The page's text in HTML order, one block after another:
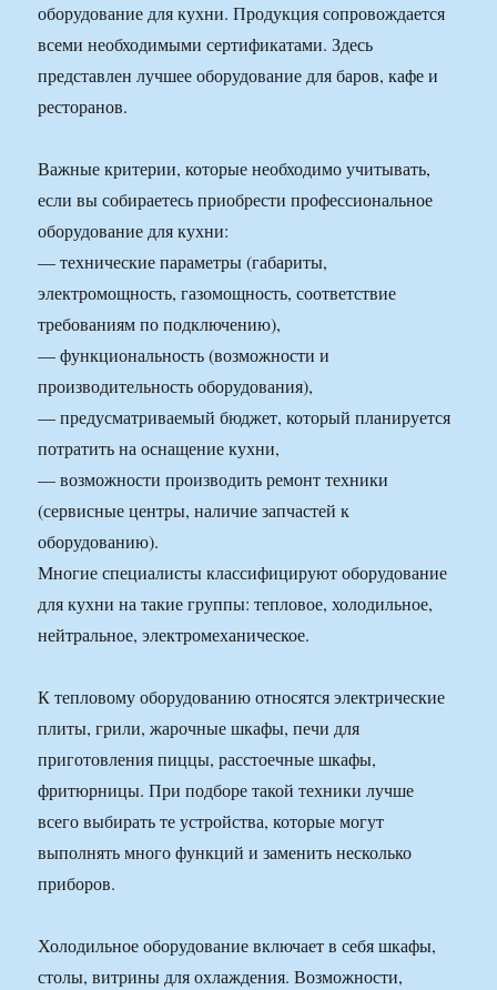
оборудование для кухни. Продукция сопровождается
всеми необходимыми сертификатами. Здесь
представлен лучшее оборудование для баров, кафе и
ресторанов.
Важные критерии, которые необходимо учитывать,
если вы собираетесь приобрести профессиональное
оборудование для кухни:
— технические параметры (габариты,
электромощность, газомощность, соответствие
требованиям по подключению),
— функциональность (возможности и
производительность оборудования),
— предусматриваемый бюджет, который планируется
потратить на оснащение кухни,
— возможности производить ремонт техники
(сервисные центры, наличие запчастей к
оборудованию).
Многие специалисты классифицируют оборудование
для кухни на такие группы: тепловое, холодильное,
нейтральное, электромеханическое.
К тепловому оборудованию относятся электрические
плиты, грили, жарочные шкафы, печи для
приготовления пиццы, расстоечные шкафы,
фритюрницы. При подборе такой техники лучше
всего выбирать те устройства, которые могут
выполнять много функций и заменить несколько
приборов.
Холодильное оборудование включает в себя шкафы,
столы, витрины для охлаждения. Возможности,